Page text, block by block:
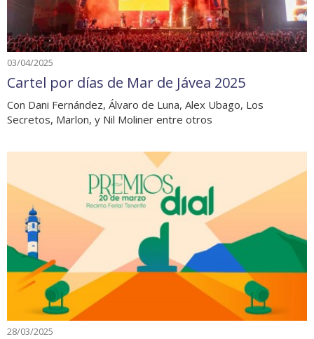
03/04/2025
Cartel por días de Mar de Jávea 2025
Con Dani Fernández, Álvaro de Luna, Alex Ubago, Los
Secretos, Marlon, y Nil Moliner entre otros
28/03/2025